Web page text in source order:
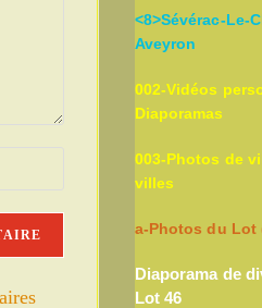
<8>Sévérac-Le-
Aveyron
002-Vidéos
Diaporamas
003-Photos de
villes
a-Photos du Lot
Diaporama de
Lot 46